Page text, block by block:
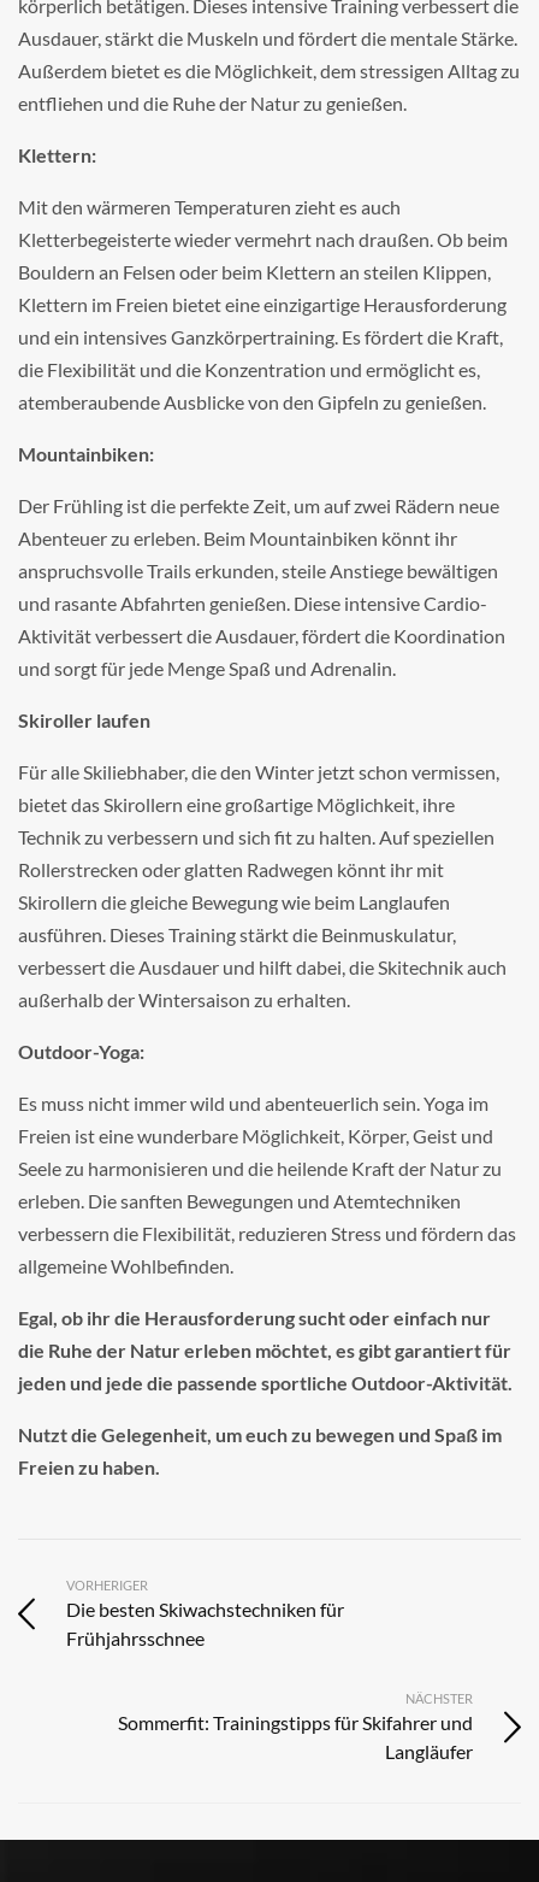
körperlich betätigen. Dieses intensive Training verbessert die
Ausdauer, stärkt die Muskeln und fördert die mentale Stärke.
Außerdem bietet es die Möglichkeit, dem stressigen Alltag zu
entfliehen und die Ruhe der Natur zu genießen.
Klettern:
Mit den wärmeren Temperaturen zieht es auch
Kletterbegeisterte wieder vermehrt nach draußen. Ob beim
Bouldern an Felsen oder beim Klettern an steilen Klippen,
Klettern im Freien bietet eine einzigartige Herausforderung
und ein intensives Ganzkörpertraining. Es fördert die Kraft,
die Flexibilität und die Konzentration und ermöglicht es,
atemberaubende Ausblicke von den Gipfeln zu genießen.
Mountainbiken:
Der Frühling ist die perfekte Zeit, um auf zwei Rädern neue
Abenteuer zu erleben. Beim Mountainbiken könnt ihr
anspruchsvolle Trails erkunden, steile Anstiege bewältigen
und rasante Abfahrten genießen. Diese intensive Cardio-
Aktivität verbessert die Ausdauer, fördert die Koordination
und sorgt für jede Menge Spaß und Adrenalin.
Skiroller laufen
Für alle Skiliebhaber, die den Winter jetzt schon vermissen,
bietet das Skirollern eine großartige Möglichkeit, ihre
Technik zu verbessern und sich fit zu halten. Auf speziellen
Rollerstrecken oder glatten Radwegen könnt ihr mit
Skirollern die gleiche Bewegung wie beim Langlaufen
ausführen. Dieses Training stärkt die Beinmuskulatur,
verbessert die Ausdauer und hilft dabei, die Skitechnik auch
außerhalb der Wintersaison zu erhalten.
Outdoor-Yoga:
Es muss nicht immer wild und abenteuerlich sein. Yoga im
Freien ist eine wunderbare Möglichkeit, Körper, Geist und
Seele zu harmonisieren und die heilende Kraft der Natur zu
erleben. Die sanften Bewegungen und Atemtechniken
verbessern die Flexibilität, reduzieren Stress und fördern das
allgemeine Wohlbefinden.
Egal, ob ihr die Herausforderung sucht oder einfach nur
die Ruhe der Natur erleben möchtet, es gibt garantiert für
jeden und jede die passende sportliche Outdoor-Aktivität.
Nutzt die Gelegenheit, um euch zu bewegen und Spaß im
Freien zu haben.
VORHERIGER
Die besten Skiwachstechniken für
Frühjahrsschnee
NÄCHSTER
Sommerfit: Trainingstipps für Skifahrer und
Langläufer